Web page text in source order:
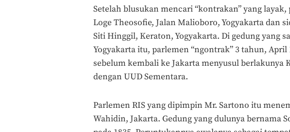
Setelah blusukan mencari “kontrakan” yang
Loge Theosofie, Jalan Malioboro, Yogyakarta dan
Siti Hinggil, Keraton, Yogyakarta. Di gedung yang
Yogyakarta itu, parlemen “ngontrak” 3 tahun, April
sebelum kembali ke Jakarta menyusul berlakunya
dengan UUD Sementara.
Parlemen RIS yang dipimpin Mr. Sartono itu
Wahidin, Jakarta. Gedung yang dulunya bernama